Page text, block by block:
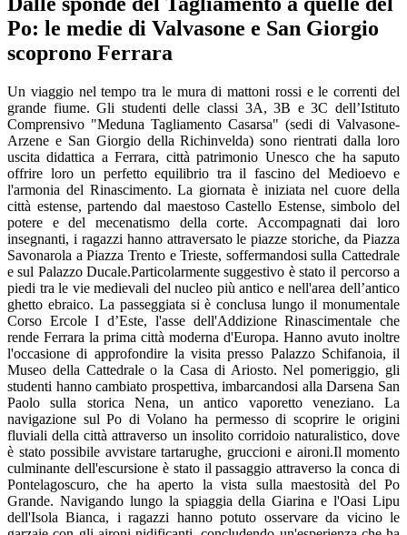
Po: le medie di Valvasone e San Giorgio
scoprono Ferrara
Un viaggio nel tempo tra le mura di mattoni rossi e le correnti del
grande fiume. Gli studenti delle classi 3A, 3B e 3C dell’Istituto
Comprensivo "Meduna Tagliamento Casarsa" (sedi di Valvasone-
Arzene e San Giorgio della Richinvelda) sono rientrati dalla loro
uscita didattica a Ferrara, città patrimonio Unesco che ha saputo
offrire loro un perfetto equilibrio tra il fascino del Medioevo e
l'armonia del Rinascimento. La giornata è iniziata nel cuore della
città estense, partendo dal maestoso Castello Estense, simbolo del
potere e del mecenatismo della corte. Accompagnati dai loro
insegnanti, i ragazzi hanno attraversato le piazze storiche, da Piazza
Savonarola a Piazza Trento e Trieste, soffermandosi sulla Cattedrale
e sul Palazzo Ducale.Particolarmente suggestivo è stato il percorso a
piedi tra le vie medievali del nucleo più antico e nell'area dell’antico
ghetto ebraico. La passeggiata si è conclusa lungo il monumentale
Corso Ercole I d’Este, l'asse dell'Addizione Rinascimentale che
rende Ferrara la prima città moderna d'Europa. Hanno avuto inoltre
l'occasione di approfondire la visita presso Palazzo Schifanoia, il
Museo della Cattedrale o la Casa di Ariosto. Nel pomeriggio, gli
studenti hanno cambiato prospettiva, imbarcandosi alla Darsena San
Paolo sulla storica Nena, un antico vaporetto veneziano. La
navigazione sul Po di Volano ha permesso di scoprire le origini
fluviali della città attraverso un insolito corridoio naturalistico, dove
è stato possibile avvistare tartarughe, gruccioni e aironi.Il momento
culminante dell'escursione è stato il passaggio attraverso la conca di
Pontelagoscuro, che ha aperto la vista sulla maestosità del Po
Grande. Navigando lungo la spiaggia della Giarina e l'Oasi Lipu
dell'Isola Bianca, i ragazzi hanno potuto osservare da vicino le